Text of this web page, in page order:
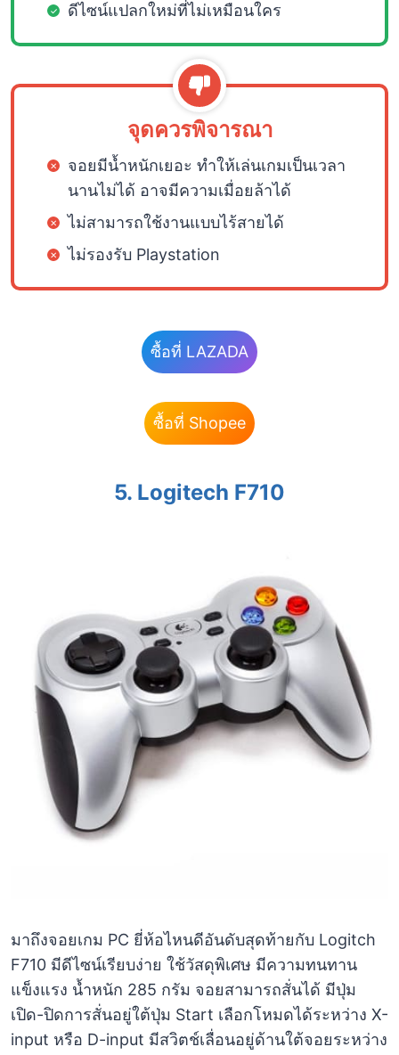
ดีไซน์แปลกใหม่ที่ไม่เหมือนใคร
จุดควรพิจารณา
จอยมีน้ำหนักเยอะ ทำให้เล่นเกมเป็นเวลา
นานไม่ได้ อาจมีความเมื่อยล้าได้
ไม่สามารถใช้งานแบบไร้สายได้
ไม่รองรับ Playstation
ซื้อที่ LAZADA
ซื้อที่ Shopee
5. Logitech F710
มาถึงจอยเกม PC ยี่ห้อไหนดีอันดับสุดท้ายกับ Logitch
F710 มีดีไซน์เรียบง่าย ใช้วัสดุพิเศษ มีความทนทาน
แข็งแรง น้ำหนัก 285 กรัม จอยสามารถสั่นได้ มีปุ่ม
เปิด-ปิดการสั่นอยู่ใต้ปุ่ม Start เลือกโหมดได้ระหว่าง X-
input หรือ D-input มีสวิตช์เลื่อนอยู่ด้านใต้จอยระหว่าง